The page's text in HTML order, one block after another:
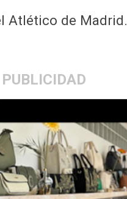
Atlético de Madrid.
PUBLICIDAD